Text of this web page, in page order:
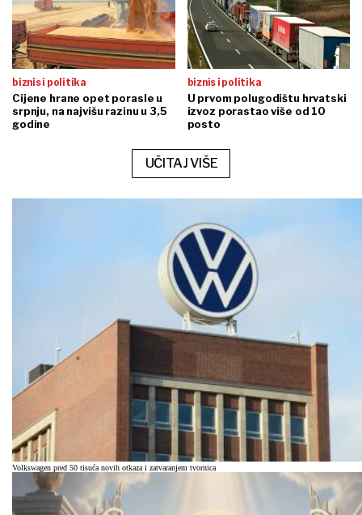
biznis i politika
Cijene hrane opet porasle u
srpnju, na najvišu razinu u 3,5
godine
biznis i politika
U prvom polugodištu hrvatski
izvoz porastao više od 10
posto
UČITAJ VIŠE
Volkswagen pred 50 tisuća novih otkaza i zatvaranjem tvornica